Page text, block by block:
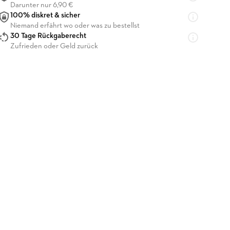
Darunter nur 6,90 €
100% diskret & sicher
Niemand erfährt wo oder was zu bestellst
30 Tage Rückgaberecht
Zufrieden oder Geld zurück